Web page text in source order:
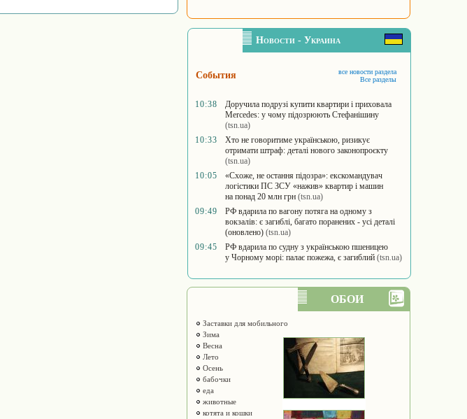
Новости - Украина
События
все новости раздела
Все разделы
10:38
Доручила подрузі купити квартири і приховала
Mercedes: у чому підозрюють Стефанішину
(tsn.ua)
10:33
Хто не говоритиме українською, ризикує
отримати штраф: деталі нового законопроєкту
(tsn.ua)
10:05
«Схоже, не остання підозра»: екскомандувач
логістики ПС ЗСУ «нажив» квартир і машин
на понад 20 млн грн (tsn.ua)
09:49
РФ вдарила по вагону потяга на одному з
вокзалів: є загиблі, багато поранених - усі деталі
(оновлено) (tsn.ua)
09:45
РФ вдарила по судну з українською пшеницею
у Чорному морі: палає пожежа, є загиблий (tsn.ua)
ОБОИ
Заставки для мобильного
Зима
Весна
Лето
Осень
бабочки
еда
животные
котята и кошки